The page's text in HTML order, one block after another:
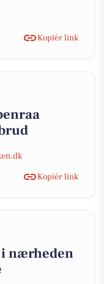
Kopiér link
Kopiér link
i nærheden